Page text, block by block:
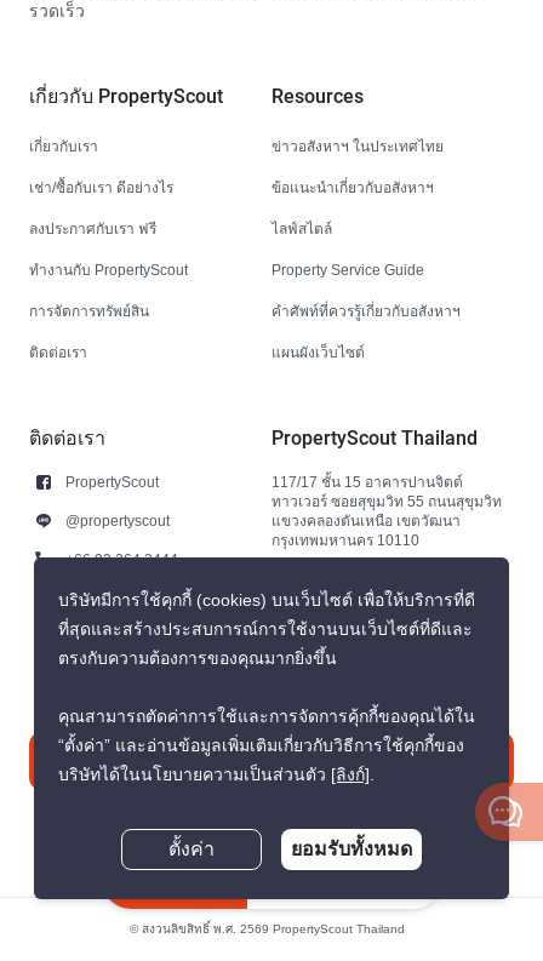
รวดเร็ว
เกี่ยวกับ PropertyScout
เกี่ยวกับเรา
เช่า/ซื้อกับเรา ดีอย่างไร
ลงประกาศกับเรา ฟรี
ทำงานกับ PropertyScout
การจัดการทรัพย์สิน
ติดต่อเรา
Resources
ข่าวอสังหาฯ ในประเทศไทย
ข้อแนะนำเกี่ยวกับอสังหาฯ
ไลฟ์สไตล์
Property Service Guide
คำศัพท์ที่ควรรู้เกี่ยวกับอสังหาฯ
แผนผังเว็บไซต์
ติดต่อเรา
PropertyScout
@propertyscout
+66 92 264 3444
+66 92 264 3444
contact@propertyscout.co.th
PropertyScout Thailand
117/17 ชั้น 15 อาคารปานจิตต์
ทาวเวอร์ ซอยสุขุมวิท 55 ถนนสุขุมวิท
แขวงคลองตันเหนือ เขตวัฒนา
กรุงเทพมหานคร 10110
ติดต่อเรา
© สงวนลิขสิทธิ์ พ.ศ. 2569 PropertyScout Thailand
บริษัทมีการใช้คุกกี้ (cookies) บนเว็บไซต์ เพื่อให้บริการที่ดี
ที่สุดและสร้างประสบการณ์การใช้งานบนเว็บไซต์ที่ดีและ
ตรงกับความต้องการของคุณมากยิ่งขึ้น
คุณสามารถตัดค่าการใช้และการจัดการคุ้กกี้ของคุณได้ใน
“ตั้งค่า” และอ่านข้อมูลเพิ่มเติมเกี่ยวกับวิธีการใช้คุกกี้ของ
บริษัทได้ในนโยบายความเป็นส่วนตัว [ลิงก์].
ตั้งค่า ยอมรับทั้งหมด